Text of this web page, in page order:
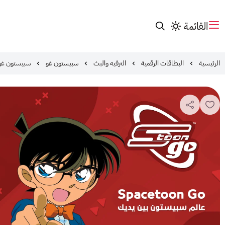
القائمة
الرئيسية البطاقات الرقمية الترفيه والبث سبيستون غو سبيستون غو